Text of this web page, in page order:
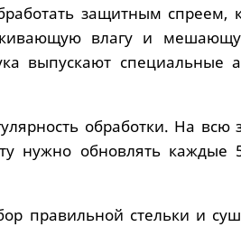
защитным спреем,
влагу и
выпускают специальные
обработки. На
нужно обновлять каждые
правильной стельки и